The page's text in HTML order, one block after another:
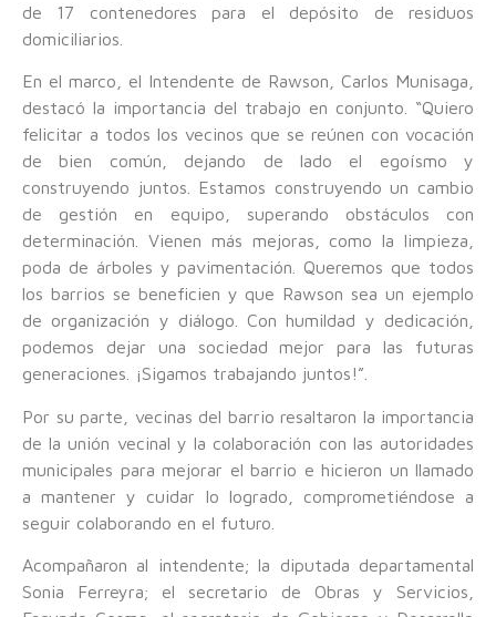
de 17 contenedores para el depósito de residuos
domiciliarios.
En el marco, el Intendente de Rawson, Carlos Munisaga,
destacó la importancia del trabajo en conjunto. “Quiero
felicitar a todos los vecinos que se reúnen con vocación
de bien común, dejando de lado el egoísmo y
construyendo juntos. Estamos construyendo un cambio
de gestión en equipo, superando obstáculos con
determinación. Vienen más mejoras, como la limpieza,
poda de árboles y pavimentación. Queremos que todos
los barrios se beneficien y que Rawson sea un ejemplo
de organización y diálogo. Con humildad y dedicación,
podemos dejar una sociedad mejor para las futuras
generaciones. ¡Sigamos trabajando juntos!”.
Por su parte, vecinas del barrio resaltaron la importancia
de la unión vecinal y la colaboración con las autoridades
municipales para mejorar el barrio e hicieron un llamado
a mantener y cuidar lo logrado, comprometiéndose a
seguir colaborando en el futuro.
Acompañaron al intendente; la diputada departamental
Sonia Ferreyra; el secretario de Obras y Servicios,